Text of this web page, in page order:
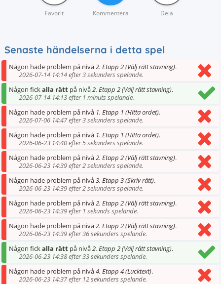
Favorit Kommentera Dela
Senaste händelserna i detta spel
Någon hade problem på nivå2. Etapp 2 (Välj rätt stavning).
2026-07-14 14:14 efter 3 sekunders spelande.
Någon fickalla rätt på nivå2. Etapp 2 (Välj rätt stavning).
2026-07-14 14:13 efter 1 minuts spelande.
Någon hade problem på nivå 1. Etapp 1 (Hitta ordet).
2026-07-06 14:47 efter 3 sekunders spelande.
Någon hade problem på nivå 1. Etapp 1 (Hitta ordet).
2026-06-23 14:40 efter 5 sekunders spelande.
Någon hade problem på nivå2. Etapp 2 (Välj rätt stavning).
2026-06-23 14:39 efter 2 sekunders spelande.
Någon hade problem på nivå3. Etapp 3 (Skriv rätt).
2026-06-23 14:39 efter 2 sekunders spelande.
Någon hade problem på nivå2. Etapp 2 (Välj rätt stavning).
2026-06-23 14:39 efter 1 sekunds spelande.
Någon hade problem på nivå2. Etapp 2 (Välj rätt stavning).
2026-06-23 14:39 efter 36 sekunders spelande.
Någon fickalla rätt på nivå2. Etapp 2 (Välj rätt stavning).
2026-06-23 14:38 efter 33 sekunders spelande.
Någon hade problem på nivå4. Etapp 4 (Lucktext).
2026-06-23 14:37 efter 12 sekunders spelande.